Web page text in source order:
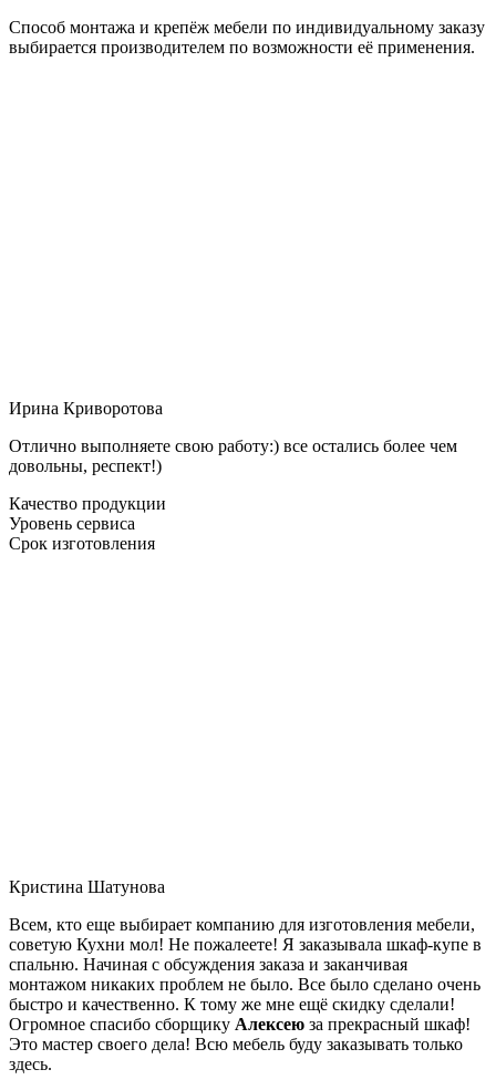
Способ монтажа и крепёж мебели по индивидуальному заказу
выбирается производителем по возможности её применения.
Ирина Криворотова
Отлично выполняете свою работу:) все остались более чем
довольны, респект!)
Качество продукции
Уровень сервиса
Срок изготовления
Кристина Шатунова
Всем, кто еще выбирает компанию для изготовления мебели,
советую Кухни мол! Не пожалеете! Я заказывала шкаф-купе в
спальню. Начиная с обсуждения заказа и заканчивая
монтажом никаких проблем не было. Все было сделано очень
быстро и качественно. К тому же мне ещё скидку сделали!
Огромное спасибо сборщику Алексею за прекрасный шкаф!
Это мастер своего дела! Всю мебель буду заказывать только
здесь.